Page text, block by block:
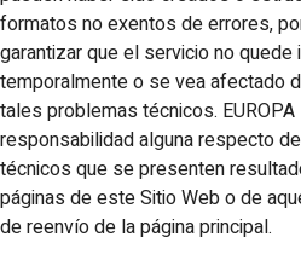
formatos no exentos de errores,
garantizar que el servicio no quede
temporalmente o se vea afectado
tales problemas técnicos.
responsabilidad alguna respecto
técnicos que se presenten
páginas de este Sitio Web o de
de reenvío de la página principal.